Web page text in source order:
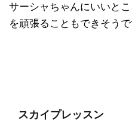
サーシャちゃんにいいと
を頑張ることもできそうで
スカイプレッスン